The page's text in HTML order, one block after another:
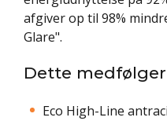
afgiver op til 98%
Glare".
Dette medfølger
Eco High-Line